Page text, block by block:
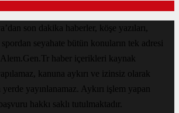
son dakika haberler, köşe yazıları,
seyahate bütün konuların tek adresi
haber içerikleri kaynak
kanuna aykırı ve izinsiz olarak
yayınlanamaz. Aykırı işlem yapan
hakkı saklı tutulmaktadır.